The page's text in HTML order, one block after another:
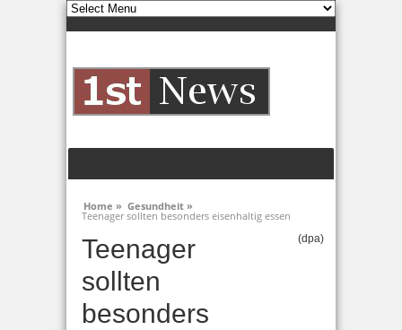
Home » Gesundheit »
Teenager sollten besonders eisenhaltig essen
Teenager
sollten
besonders
(dpa)